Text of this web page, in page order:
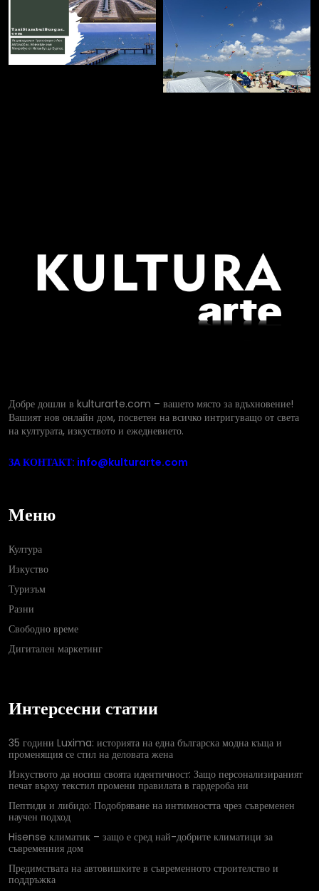
Добре дошли в kulturarte.com – вашето място за вдъхновение!
Вашият нов онлайн дом, посветен на всичко интригуващо от света
на културата, изкуството и ежедневието.
ЗA КОНТАКТ: info@kulturarte.com
Меню
Култура
Изкуство
Туризъм
Разни
Свободно време
Дигитален маркетинг
Интерсесни статии
35 години Luxima: историята на една българска модна къща и
променящия се стил на деловата жена
Изкуството да носиш своята идентичност: Защо персонализираният
печат върху текстил промени правилата в гардероба ни
Пептиди и либидо: Подобряване на интимността чрез съвременен
научен подход
Hisense климатик – защо е сред най-добрите климатици за
съвременния дом
Предимствата на автовишките в съвременното строителство и
поддръжка